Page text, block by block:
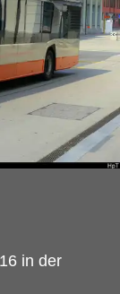
in der